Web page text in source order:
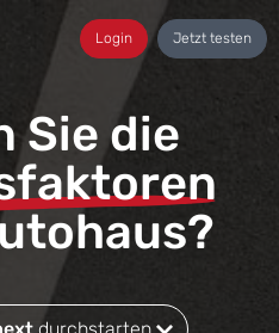
Login Jetzt testen
Sie die